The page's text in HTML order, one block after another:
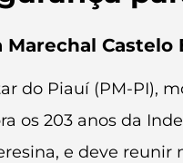
Castelo
do Piauí (PM-PI),
os 203 anos da
e deve